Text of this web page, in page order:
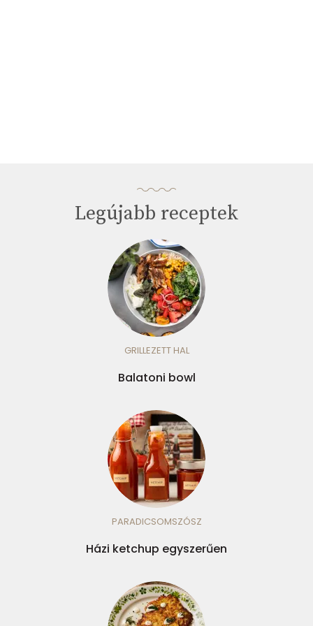
Legújabb receptek
GRILLEZETT HAL
Balatoni bowl
PARADICSOMSZÓSZ
Házi ketchup egyszerűen